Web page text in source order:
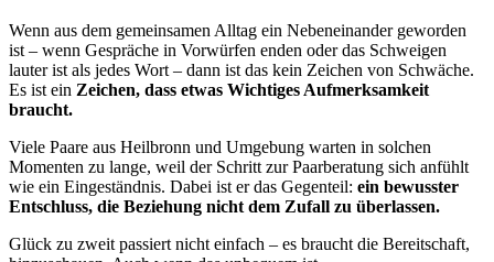
Wenn aus dem gemeinsamen Alltag ein Nebeneinander geworden
ist – wenn Gespräche in Vorwürfen enden oder das Schweigen
lauter ist als jedes Wort – dann ist das kein Zeichen von Schwäche.
Es ist ein Zeichen, dass etwas Wichtiges Aufmerksamkeit
braucht.
Viele Paare aus Heilbronn und Umgebung warten in solchen
Momenten zu lange, weil der Schritt zur Paarberatung sich anfühlt
wie ein Eingeständnis. Dabei ist er das Gegenteil: ein bewusster
Entschluss, die Beziehung nicht dem Zufall zu überlassen.
Glück zu zweit passiert nicht einfach – es braucht die Bereitschaft,